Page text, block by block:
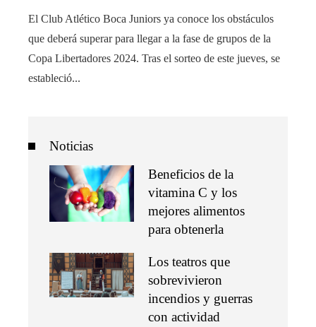
El Club Atlético Boca Juniors ya conoce los obstáculos
que deberá superar para llegar a la fase de grupos de la
Copa Libertadores 2024. Tras el sorteo de este jueves, se
estableció...
Noticias
Beneficios de la
vitamina C y los
mejores alimentos
para obtenerla
Los teatros que
sobrevivieron
incendios y guerras
con actividad